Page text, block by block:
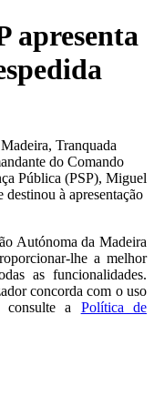
apresenta
Tranquada
do Comando
Pública (PSP), Miguel
à apresentação
Autónoma da Madeira
lhe a melhor
as funcionalidades.
concorda com o uso
consulte a
Política de